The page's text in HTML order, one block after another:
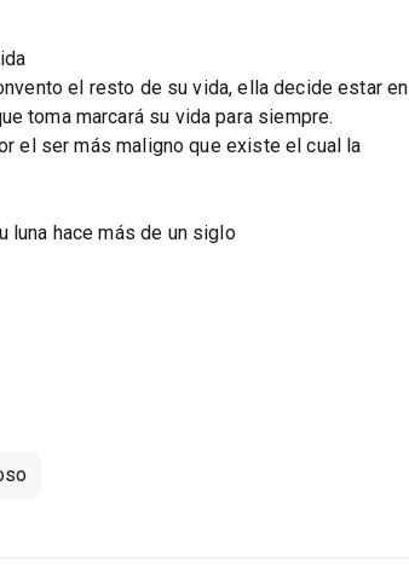
el resto de su vida, ella decide estar en
toma marcará su vida para siempre.
el ser más maligno que existe el cual la
luna hace más de un siglo